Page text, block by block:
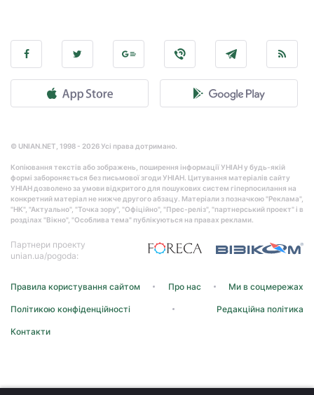
© UNIAN.NET, 1998 - 2026 Усі права дотримано.
Копіювання текстів або зображень, поширення інформації УНІАН у будь-якій
формі забороняється без письмової згоди УНІАН. Цитування матеріалів сайту
УНІАН дозволено за умови відкритого для пошукових систем гіперпосилання на
конкретний матеріал не нижче другого абзацу. Матеріали з позначкою "Реклама",
"НК", "Актуально", "Точка зору", "Офіційно", "Прес-реліз", "партнерський проект" і в
розділах "Вікно", "Особлива тема" публікуються на правах реклами.
Партнери проекту
unian.ua/pogoda:
Правила користування сайтом Про нас Ми в соцмережах
Політикою конфіденційності Редакційна політика
Контакти